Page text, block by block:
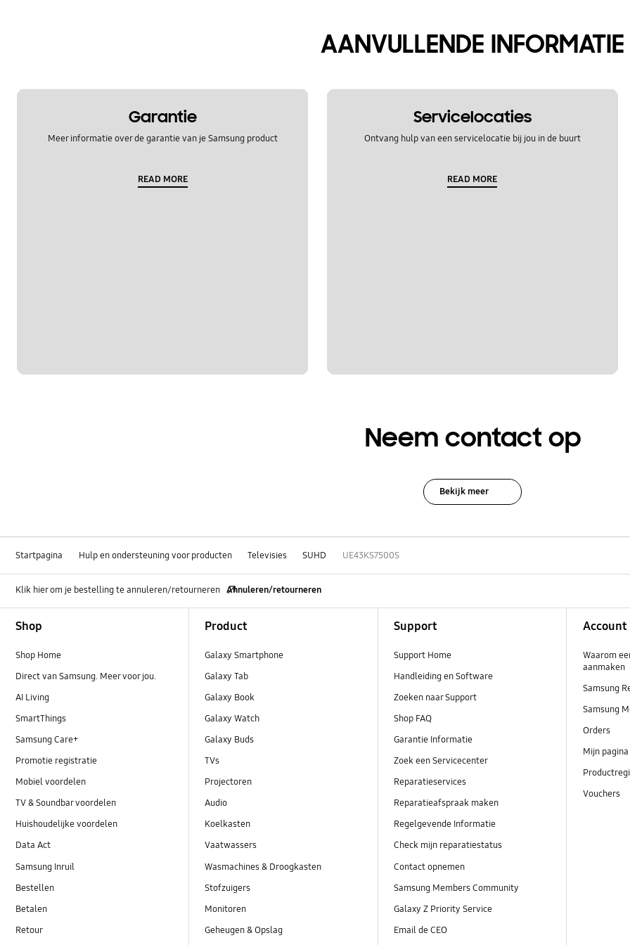
AANVULLENDE INFORMATIE
Garantie
Meer informatie over de garantie van je Samsung product
READ MORE
Servicelocaties
Ontvang hulp van een servicelocatie bij jou in de buurt
READ MORE
Neem contact op
Bekijk meer
Startpagina Hulp en ondersteuning voor producten Televisies SUHD UE43KS7500S
Klik hier om je bestelling te annuleren/retourneren Annuleren/retourneren
Shop
Shop Home
Direct van Samsung. Meer voor jou.
AI Living
SmartThings
Samsung Care+
Promotie registratie
Mobiel voordelen
TV & Soundbar voordelen
Huishoudelijke voordelen
Data Act
Samsung Inruil
Bestellen
Betalen
Retour
Product
Galaxy Smartphone
Galaxy Tab
Galaxy Book
Galaxy Watch
Galaxy Buds
TVs
Projectoren
Audio
Koelkasten
Vaatwassers
Wasmachines & Droogkasten
Stofzuigers
Monitoren
Geheugen & Opslag
Support
Support Home
Handleiding en Software
Zoeken naar Support
Shop FAQ
Garantie Informatie
Zoek een Servicecenter
Reparatieservices
Reparatieafspraak maken
Regelgevende Informatie
Check mijn reparatiestatus
Contact opnemen
Samsung Members Community
Galaxy Z Priority Service
Email de CEO
Account
Waarom
aanmaken
Samsung
Samsung
Orders
Mijn pagina
Vouchers